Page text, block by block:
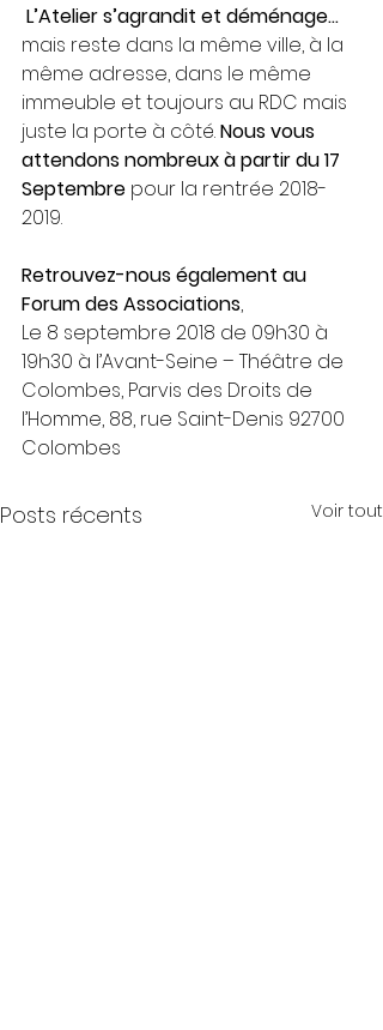
L’Atelier s’agrandit et déménage…
mais reste dans la même ville, à la
même adresse, dans le même
immeuble et toujours au RDC mais
juste la porte à côté. Nous vous
attendons nombreux à partir du 17
Septembre pour la rentrée 2018-
2019.
Retrouvez-nous également au
Forum des Associations,
Le 8 septembre 2018 de 09h30 à
19h30 à l’Avant-Seine – Théâtre de
Colombes, Parvis des Droits de
l’Homme, 88, rue Saint-Denis 92700
Colombes
Posts récents Voir tout